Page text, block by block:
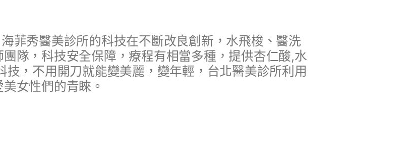
海菲秀醫美診所的科技在不斷改良創新，水飛梭、醫洗
隊，科技安全保障，療程有相當多種，提供杏仁酸,水
技，不用開刀就能變美麗，變年輕，台北醫美診所利用
女性們的青睞。